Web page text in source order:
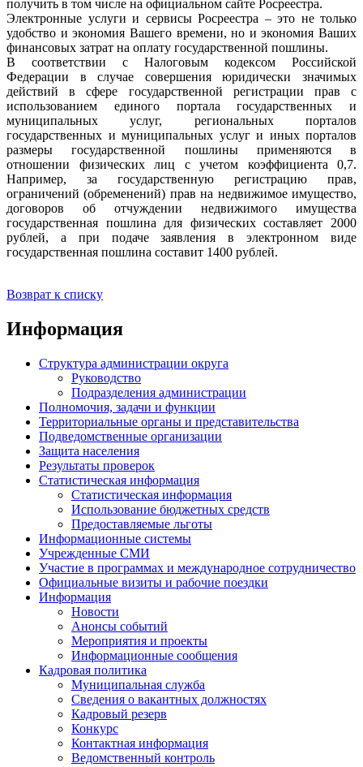
получить в том числе на официальном сайте Росреестра.
Электронные услуги и сервисы Росреестра – это не только
удобство и экономия Вашего времени, но и экономия Ваших
финансовых затрат на оплату государственной пошлины.
В соответствии с Налоговым кодексом Российской
Федерации в случае совершения юридически значимых
действий в сфере государственной регистрации прав с
использованием единого портала государственных и
муниципальных услуг, региональных порталов
государственных и муниципальных услуг и иных порталов
размеры государственной пошлины применяются в
отношении физических лиц с учетом коэффициента 0,7.
Например, за государственную регистрацию прав,
ограничений (обременений) прав на недвижимое имущество,
договоров об отчуждении недвижимого имущества
государственная пошлина для физических составляет 2000
рублей, а при подаче заявления в электронном виде
государственная пошлина составит 1400 рублей.
Возврат к списку
Информация
Структура администрации округа
Руководство
Подразделения администрации
Полномочия, задачи и функции
Территориальные органы и представительства
Подведомственные организации
Защита населения
Результаты проверок
Статистическая информация
Статистическая информация
Использование бюджетных средств
Предоставляемые льготы
Информационные системы
Учрежденные СМИ
Участие в программах и международное сотрудничество
Официальные визиты и рабочие поездки
Информация
Новости
Анонсы событий
Мероприятия и проекты
Информационные сообщения
Кадровая политика
Муниципальная служба
Сведения о вакантных должностях
Кадровый резерв
Конкурс
Контактная информация
Ведомственный контроль